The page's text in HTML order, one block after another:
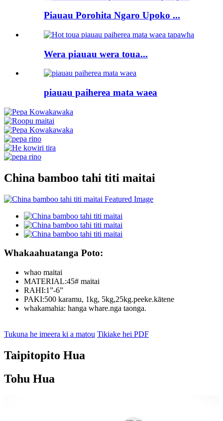
Piauau Porohita Ngaro Upoko ...
Wera piauau wera toua...
piauau paiherea mata waea
China bamboo tahi titi maitai
Whakaahuatanga Poto:
whao maitai
MATERIAL:45# maitai
RAHI:1”-6”
PAKI:500 karamu, 1kg, 5kg,25kg.peeke.kātene
whakamahia: hanga whare.nga taonga.
Tukuna he imeera ki a matou Tikiake hei PDF
Taipitopito Hua
Tohu Hua